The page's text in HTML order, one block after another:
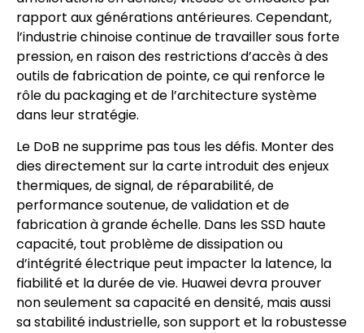
rapport aux générations antérieures. Cependant,
l’industrie chinoise continue de travailler sous forte
pression, en raison des restrictions d’accès à des
outils de fabrication de pointe, ce qui renforce le
rôle du packaging et de l’architecture système
dans leur stratégie.
Le DoB ne supprime pas tous les défis. Monter des
dies directement sur la carte introduit des enjeux
thermiques, de signal, de réparabilité, de
performance soutenue, de validation et de
fabrication à grande échelle. Dans les SSD haute
capacité, tout problème de dissipation ou
d’intégrité électrique peut impacter la latence, la
fiabilité et la durée de vie. Huawei devra prouver
non seulement sa capacité en densité, mais aussi
sa stabilité industrielle, son support et la robustesse